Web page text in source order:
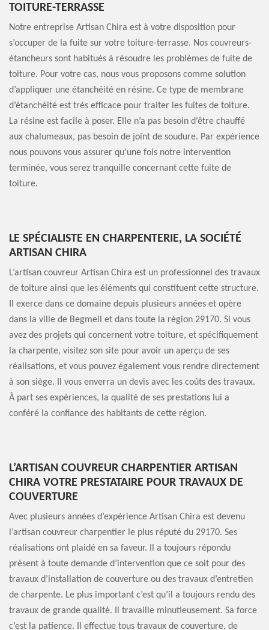
TOITURE-TERRASSE
Notre entreprise Artisan Chira est à votre disposition pour
s’occuper de la fuite sur votre toiture-terrasse. Nos couvreurs-
étancheurs sont habitués à résoudre les problèmes de fuite de
toiture. Pour votre cas, nous vous proposons comme solution
d’appliquer une étanchéité en résine. Ce type de membrane
d’étanchéité est très efficace pour traiter les fuites de toiture.
La résine est facile à poser. Elle n’a pas besoin d’être chauffé
aux chalumeaux, pas besoin de joint de soudure. Par expérience
nous pouvons vous assurer qu’une fois notre intervention
terminée, vous serez tranquille concernant cette fuite de
toiture.
LE SPÉCIALISTE EN CHARPENTERIE, LA SOCIÉTÉ
ARTISAN CHIRA
L’artisan couvreur Artisan Chira est un professionnel des travaux
de toiture ainsi que les éléments qui constituent cette structure.
Il exerce dans ce domaine depuis plusieurs années et opère
dans la ville de Begmeil et dans toute la région 29170. Si vous
avez des projets qui concernent votre toiture, et spécifiquement
la charpente, visitez son site pour avoir un aperçu de ses
réalisations, et vous pouvez également vous rendre directement
à son siège. Il vous enverra un devis avec les coûts des travaux.
À part ses expériences, la qualité de ses prestations lui a
conféré la confiance des habitants de cette région.
L’ARTISAN COUVREUR CHARPENTIER ARTISAN
CHIRA VOTRE PRESTATAIRE POUR TRAVAUX DE
COUVERTURE
Avec plusieurs années d’expérience Artisan Chira est devenu
l’artisan couvreur charpentier le plus réputé du 29170. Ses
réalisations ont plaidé en sa faveur. Il a toujours répondu
présent à toute demande d’intervention que ce soit pour des
travaux d’installation de couverture ou des travaux d’entretien
de charpente. Le plus important c’est qu’il a toujours rendu des
travaux de grande qualité. Il travaille minutieusement. Sa force
c’est la patience. Il effectue tous travaux de couverture, de